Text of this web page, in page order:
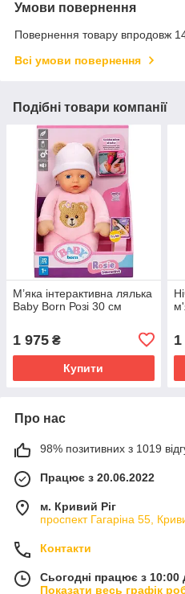
Умови повернення
Повернення товару впродовж
Всі умови повернення
Подібні товари компанії
М’яка інтерактивна лялька
Baby Born Розі 30 см
1 975 ₴
Купити
1
Про нас
98% позитивних з 1019
Працює з 20.06.2022
м. Кривий Ріг
проспект Гагаріна 55,
Контакти
Сьогодні працює з 10:00
Показати весь графік